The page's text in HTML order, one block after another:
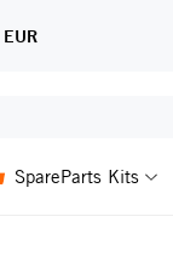
SpareParts Kits